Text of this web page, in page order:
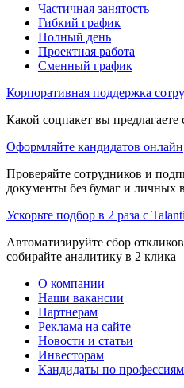
Частичная занятость
Гибкий график
Полный день
Проектная работа
Сменный график
Корпоративная поддержка
Какой соцпакет вы
Оформляйте кандидатов онлайн
Проверяйте сотрудников и
документы без бумаг и личных
Ускорьте подбор в 2 раза с
Автоматизируйте сбор
собирайте аналитику в 2 клика
О компании
Наши вакансии
Партнерам
Реклама на сайте
Новости и статьи
Инвесторам
Кандидаты по профессиям